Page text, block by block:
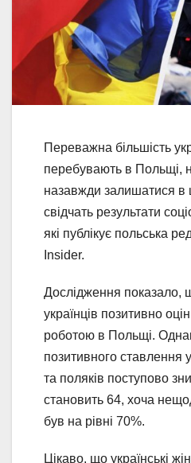
Переважна більшість
перебувають в Польщі,
назавжди залишатися в
свідчать результати
які публікує польська
Insider.
Дослідження показало,
українців позитивно
роботою в Польщі.
позитивного ставлення
та поляків поступово
становить 64, хоча
був на рівні 70%.
Цікаво, що українські